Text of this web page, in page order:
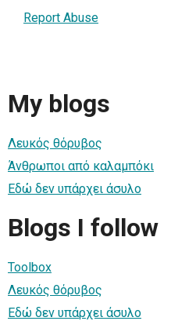
Report Abuse
My blogs
Λευκός θόρυβος
Άνθρωποι από καλαμπόκι
Εδώ δεν υπάρχει άσυλο
Blogs I follow
Toolbox
Λευκός θόρυβος
Εδώ δεν υπάρχει άσυλο